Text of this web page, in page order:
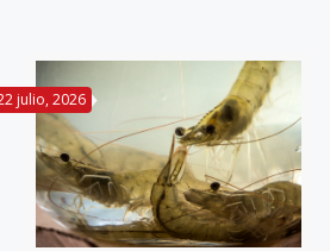
julio, 2026